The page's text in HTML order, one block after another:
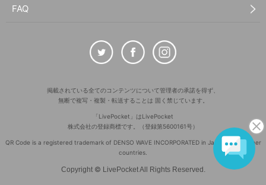
FAQ
掲載されている全てのコンテンツについて管理者の承諾を得ず、
無断で複写・複製・転送することは 固く禁じています。
「LivePocket」はLivePocket
株式会社の登録商標です。（登録第5600161号）
QR Code is a registered trademark of DENSO WAVE INCORPORATED in Japan and in other
countries.
Copyright© LivePocket All Rights Reserved.